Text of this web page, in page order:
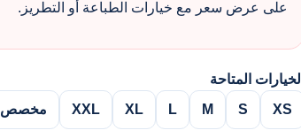
على عرض سعر مع خيارات الطباعة أو التطريز.
الخيارات المتاحة
XS
S
M
L
XL
XXL مخصص